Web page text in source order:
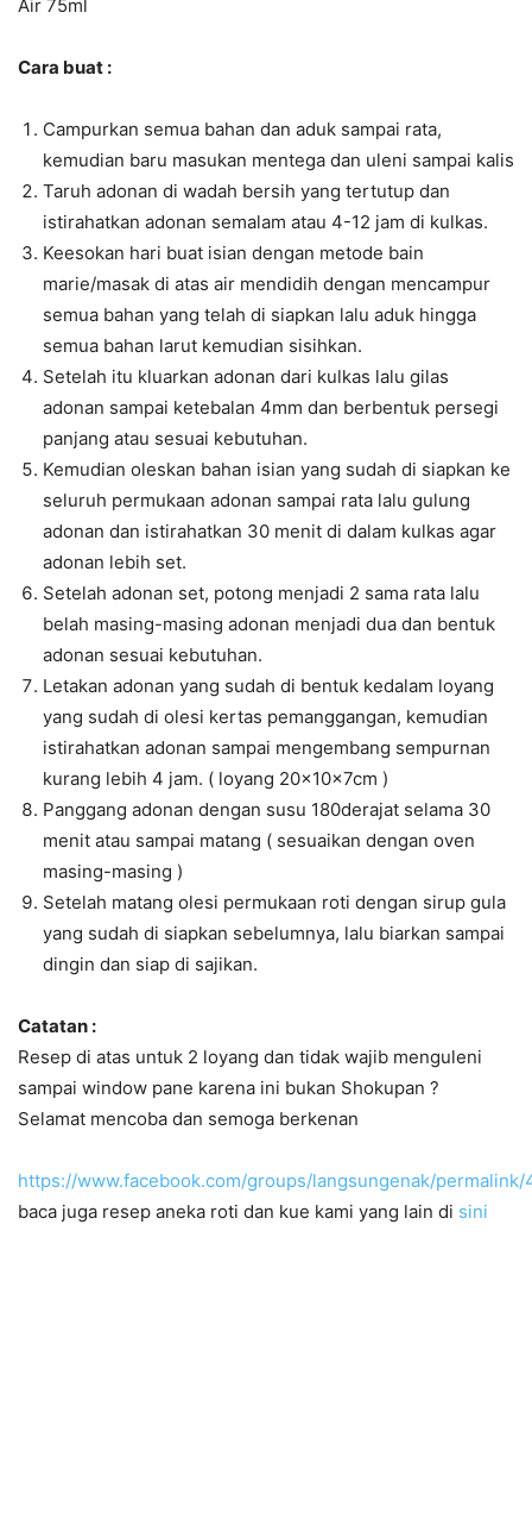
Air 75ml
Cara buat :
Campurkan semua bahan dan aduk sampai rata,
kemudian baru masukan mentega dan uleni sampai kalis
Taruh adonan di wadah bersih yang tertutup dan
istirahatkan adonan semalam atau 4-12 jam di kulkas.
Keesokan hari buat isian dengan metode bain
marie/masak di atas air mendidih dengan mencampur
semua bahan yang telah di siapkan lalu aduk hingga
semua bahan larut kemudian sisihkan.
Setelah itu kluarkan adonan dari kulkas lalu gilas
adonan sampai ketebalan 4mm dan berbentuk persegi
panjang atau sesuai kebutuhan.
Kemudian oleskan bahan isian yang sudah di siapkan ke
seluruh permukaan adonan sampai rata lalu gulung
adonan dan istirahatkan 30 menit di dalam kulkas agar
adonan lebih set.
Setelah adonan set, potong menjadi 2 sama rata lalu
belah masing-masing adonan menjadi dua dan bentuk
adonan sesuai kebutuhan.
Letakan adonan yang sudah di bentuk kedalam loyang
yang sudah di olesi kertas pemanggangan, kemudian
istirahatkan adonan sampai mengembang sempurnan
kurang lebih 4 jam. ( loyang 20x10x7cm )
Panggang adonan dengan susu 180derajat selama 30
menit atau sampai matang ( sesuaikan dengan oven
masing-masing )
Setelah matang olesi permukaan roti dengan sirup gula
yang sudah di siapkan sebelumnya, lalu biarkan sampai
dingin dan siap di sajikan.
Catatan :
Resep di atas untuk 2 loyang dan tidak wajib menguleni
sampai window pane karena ini bukan Shokupan ?
Selamat mencoba dan semoga berkenan
https://www.facebook.com/groups/langsungenak/
baca juga resep aneka roti dan kue kami yang lain di sini